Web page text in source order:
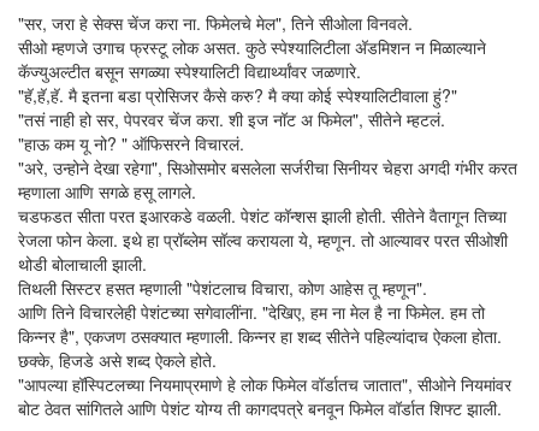
"सर, जरा हे सेक्स चेंज करा ना. फिमेलचे मेल", तिने सीओला विनवले.
सीओ म्हणजे उगाच फ्रस्टू लोक असत. कुठे स्पेश्यालिटीला अ‍ॅडमिशन न मिळाल्याने
कॅज्युअल्टीत बसून सगळ्या स्पेश्यालिटी विद्यार्थ्यांवर जळणारे.
"हॅ,हॅ,हॅ. मै इतना बडा प्रोसिजर कैसे करु? मै क्या कोई स्पेश्यालिटीवाला हुं?"
"तसं नाही हो सर, पेपरवर चेंज करा. शी इज नॉट अ फिमेल", सीतेने म्हटलं.
"हाऊ कम यू नो? " ऑफिसरने विचारलं.
"अरे, उन्होने देखा रहेगा", सिओसमोर बसलेला सर्जरीचा सिनीयर चेहरा अगदी गंभीर करत
म्हणाला आणि सगळे हसू लागले.
चडफडत सीता परत इआरकडे वळली. पेशंट कॉन्शस झाली होती. सीतेने वैतागून तिच्या
रेजला फोन केला. इथे हा प्रॉब्लेम सॉल्व करायला ये, म्हणून. तो आल्यावर परत सीओशी
थोडी बोलाचाली झाली.
तिथली सिस्टर हसत म्हणाली "पेशंटलाच विचारा, कोण आहेस तू म्हणून".
आणि तिने विचारलेही पेशंटच्या सगेवालींना. "देखिए, हम ना मेल है ना फिमेल. हम तो
किन्नर है", एकजण ठसक्यात म्हणाली. किन्नर हा शब्द सीतेने पहिल्यांदाच ऐकला होता.
छक्के, हिजडे असे शब्द ऐकले होते.
"आपल्या हॉस्पिटलच्या नियमाप्रमाणे हे लोक फिमेल वॉर्डातच जातात", सीओने नियमांवर
बोट ठेवत सांगितले आणि पेशंट योग्य ती कागदपत्रे बनवून फिमेल वॉर्डात शिफ्ट झाली.